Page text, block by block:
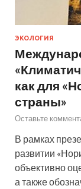
ЭКОЛОГИЯ
как для
страны»
Оставьте
В рамках
развитии
объективно
а также